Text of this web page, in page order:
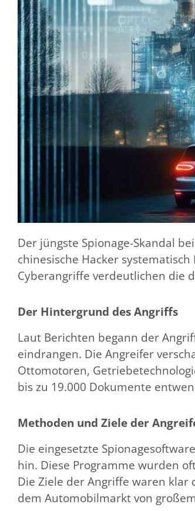
Der jüngste Spionage-Skandal
chinesische Hacker
Cyberangriffe verdeutlichen die
Der Hintergrund des Angriffs
Laut Berichten begann der
eindrangen. Die Angreifer
Ottomotoren,
bis zu 19.000 Dokumente
Methoden und Ziele der
Die eingesetzte
hin​​​​. Diese Programme wurden
Die Ziele der Angriffe waren klar
dem Automobilmarkt von